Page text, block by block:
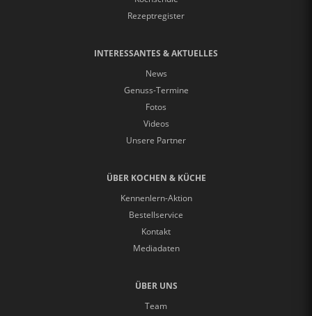
Rezeptregister
INTERESSANTES & AKTUELLES
News
Genuss-Termine
Fotos
Videos
Unsere Partner
ÜBER KOCHEN & KÜCHE
Kennenlern-Aktion
Bestellservice
Kontakt
Mediadaten
ÜBER UNS
Team